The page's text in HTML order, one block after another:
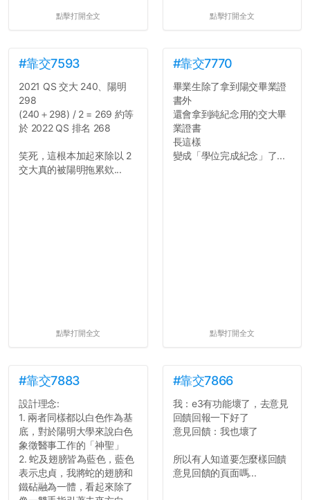
點擊打開全文 點擊打開全文
#靠交7593
2021 QS 交大 240、陽明
298
(240＋298) / 2 = 269 約等
於 2022 QS 排名 268
笑死，這根本加起來除以 2
交大真的被陽明拖累欸...
點擊打開全文
#靠交7770
畢業生除了拿到陽交畢業證
書外
還會拿到純紀念用的交大畢
業證書
長這樣
變成「學位完成紀念」了...
點擊打開全文
#靠交7883
設計理念:
1. 兩者同樣都以白色作為基
底，對於陽明大學來說白色
象徵醫事工作的「神聖」
2. 蛇及翅膀皆為藍色，藍色
表示忠貞，我將蛇的翅膀和
鐵砧融為一體，看起來除了
#靠交7866
我：e3有功能壞了，去意見
回饋回報一下好了
意見回饋：我也壞了
所以有人知道要怎麼樣回饋
意見回饋的頁面嗎...